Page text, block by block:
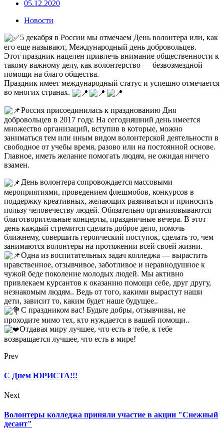
05.12.2020
Новости
5 декабря в России мы отмечаем День волонтера или, как
его еще называют, Международный день добровольцев.
Этот праздник нацелен привлечь внимание общественности к
такому важному делу, как волонтерство — безвозмездной
помощи на благо общества.
Праздник имеет международный статус и успешно отмечается
во многих странах.
Россия присоединилась к празднованию Дня
добровольцев в 2017 году. На сегодняшний день имеется
множество организаций, вступив в которые, можно
заниматься тем или иным видом волонтерской деятельности в
свободное от учебы время, разово или на постоянной основе.
Главное, иметь желание помогать людям, не ожидая ничего
взамен.
День волонтера сопровождается массовыми
мероприятиями, проведением флешмобов, конкурсов в
поддержку креативных, желающих развиваться и приносить
пользу человечеству людей. Обязательно организовываются
благотворительные концерты, праздничные вечера. В этот
день каждый стремится сделать доброе дело, помочь
ближнему, совершить героический поступок, сделать то, чем
занимаются волонтеры на протяжении всей своей жизни.
Одна из воспитательных задач колледжа — вырастить
нравственное, отзывчивое, заботливое и неравнодушное к
чужой беде поколение молодых людей. Мы активно
привлекаем курсантов к оказанию помощи себе, друг другу,
незнакомым людям.. Ведь от того, какими вырастут наши
дети, зависит то, каким будет наше будущее..
С праздником вас! Будьте добры, отзывчивы, не
проходите мимо тех, кто нуждается в вашей помощи..
Отдавая миру лучшее, что есть в тебе, к тебе
возвращается лучшее, что есть в мире!
Prev
С Днем ЮРИСТА!!!
Next
Волонтеры колледжа приняли участие в акции "Снежный
десант"